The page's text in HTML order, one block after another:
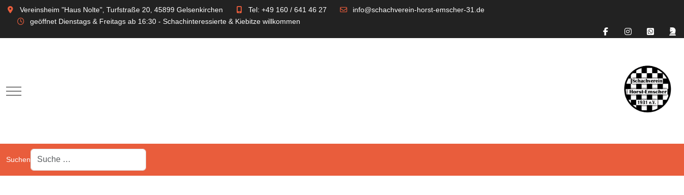
Vereinsheim "Haus Nolte", Turfstraße 20, 45899 Gelsenkirchen Tel: +49 160 / 641 46 27
info@schachverein-horst-emscher-31.de
geöffnet Dienstags & Freitags ab 16:30 - Schachinteressierte & Kiebitze willkommen
Mobile Menu Toggle
Suchen